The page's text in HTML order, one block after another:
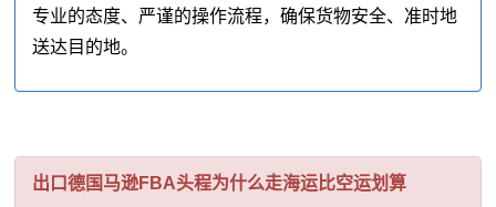
专业的态度、严谨的操作流程，确保货物安全、准时地
送达目的地。
出口德国马逊FBA头程为什么走海运比空运划算